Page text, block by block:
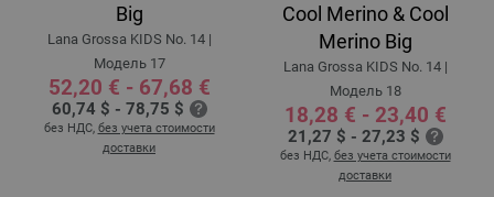
Big
Lana Grossa KIDS No. 14 |
Модель 17
52,20 € - 67,68 €
60,74 $ - 78,75 $
без НДС, без учета стоимости
доставки
Cool Merino & Cool
Merino Big
Lana Grossa KIDS No. 14 |
Модель 18
18,28 € - 23,40 €
21,27 $ - 27,23 $
без НДС, без учета стоимости
доставки